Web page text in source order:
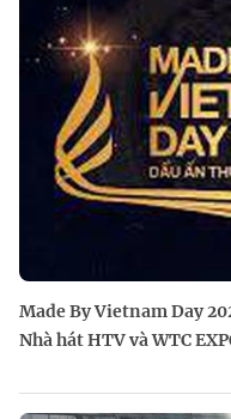
Made By Vietnam Day
Nhà hát HTV và WTC